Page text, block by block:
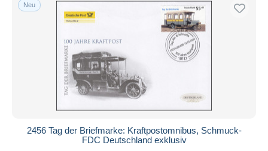
Neu
2456 Tag der Briefmarke: Kraftpostomnibus, Schmuck-
FDC Deutschland exklusiv